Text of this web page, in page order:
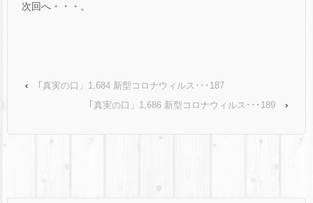
次回へ・・・。
‹
｢真実の口」1,684 新型コロナウィルス･･･187
｢真実の口」1,686 新型コロナウィルス･･･189
›